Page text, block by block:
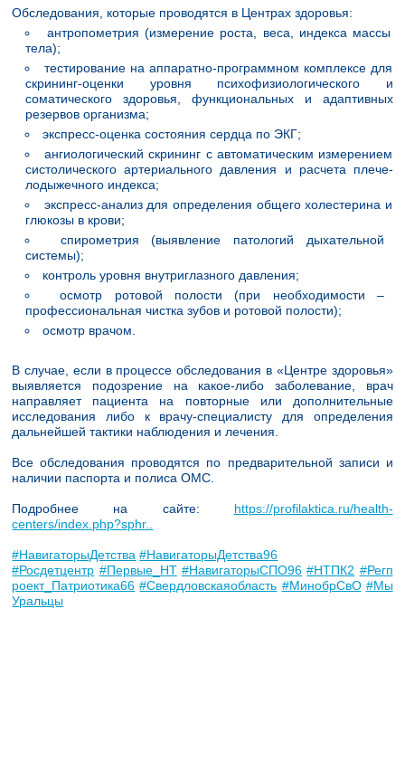
Обследования, которые проводятся в Центрах здоровья:
антропометрия (измерение роста, веса, индекса массы
тела);
тестирование на аппаратно-программном комплексе для
скрининг-оценки уровня психофизиологического и
соматического здоровья, функциональных и адаптивных
резервов организма;
экспресс-оценка состояния сердца по ЭКГ;
ангиологический скрининг с автоматическим измерением
систолического артериального давления и расчета плече-
лодыжечного индекса;
экспресс-анализ для определения общего холестерина и
глюкозы в крови;
спирометрия (выявление патологий дыхательной
системы);
контроль уровня внутриглазного давления;
осмотр ротовой полости (при необходимости –
профессиональная чистка зубов и ротовой полости);
осмотр врачом.
В случае, если в процессе обследования в «Центре здоровья»
выявляется подозрение на какое-либо заболевание, врач
направляет пациента на повторные или дополнительные
исследования либо к врачу-специалисту для определения
дальнейшей тактики наблюдения и лечения.
Все обследования проводятся по предварительной записи и
наличии паспорта и полиса ОМС.
Подробнее на сайте: https://profilaktica.ru/health-
centers/index.php?sphr..
#НавигаторыДетства #НавигаторыДетства96
#Росдетцентр #Первые_НТ #НавигаторыСПО96 #НТПК2 #Регп
роект_Патриотика66 #Свердловскаяобласть #МинобрСвО #Мы
Уральцы